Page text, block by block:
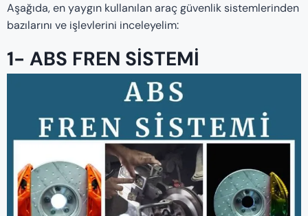
Aşağıda, en yaygın kullanılan araç güvenlik sistemlerinden
bazılarını ve işlevlerini inceleyelim:
1- ABS FREN SISTEMI